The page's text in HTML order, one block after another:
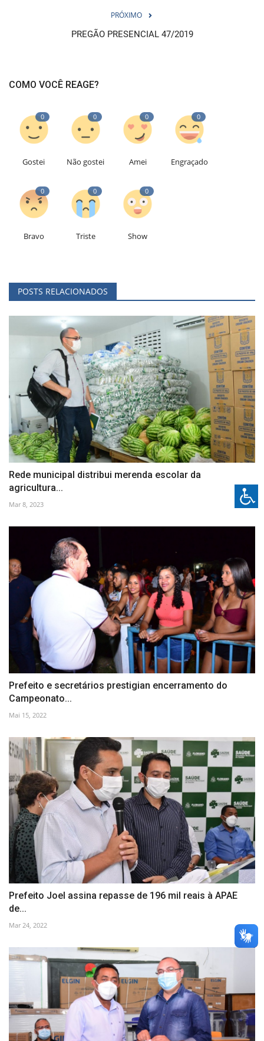
PRÓXIMO
PREGÃO PRESENCIAL 47/2019
COMO VOCÊ REAGE?
0
Gostei
0
Não gostei
0
Amei
0
Engraçado
0
Bravo
0
Triste
0
Show
POSTS RELACIONADOS
Rede municipal distribui merenda escolar da
agricultura...
Mar 8, 2023
Prefeito e secretários prestigian encerramento do
Campeonato...
Mai 15, 2022
Prefeito Joel assina repasse de 196 mil reais à APAE
de...
Mar 24, 2022